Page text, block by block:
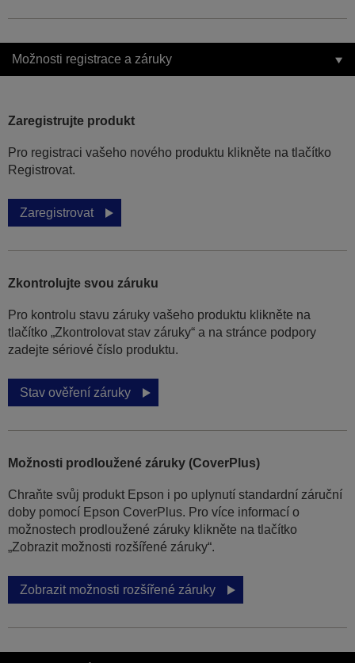
Možnosti registrace a záruky
Zaregistrujte produkt
Pro registraci vašeho nového produktu klikněte na tlačítko
Registrovat.
Zaregistrovat
Zkontrolujte svou záruku
Pro kontrolu stavu záruky vašeho produktu klikněte na
tlačítko „Zkontrolovat stav záruky“ a na stránce podpory
zadejte sériové číslo produktu.
Stav ověření záruky
Možnosti prodloužené záruky (CoverPlus)
Chraňte svůj produkt Epson i po uplynutí standardní záruční
doby pomocí Epson CoverPlus. Pro více informací o
možnostech prodloužené záruky klikněte na tlačítko
„Zobrazit možnosti rozšířené záruky“.
Zobrazit možnosti rozšířené záruky